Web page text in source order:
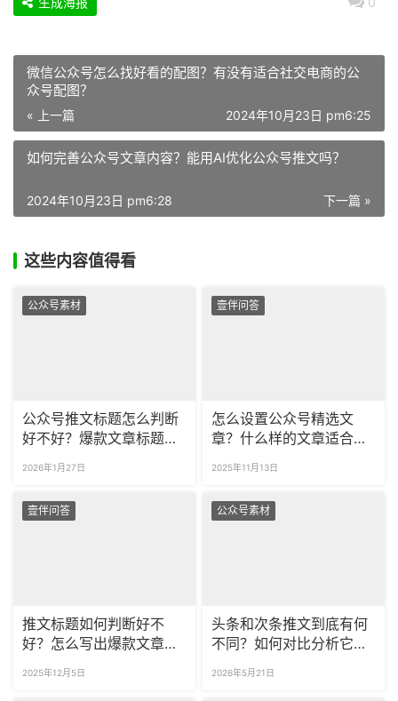
微信公众号怎么找好看的配图？有没有适合社交电商的公
众号配图？
« 上一篇 2024年10月23日 pm6:25
如何完善公众号文章内容？能用AI优化公众号推文吗？
下一篇 »
2024年10月23日 pm6:28
这些内容值得看
公众号素材
公众号推文标题怎么判断
好不好？爆款文章标题怎
2026年1月27日
壹伴问答
怎么设置公众号精选文
章？什么样的文章适合设
2025年11月13日
壹伴问答
推文标题如何判断好不
好？怎么写出爆款文章标
2025年12月5日
公众号素材
头条和次条推文到底有何
不同？如何对比分析它们
2026年5月21日